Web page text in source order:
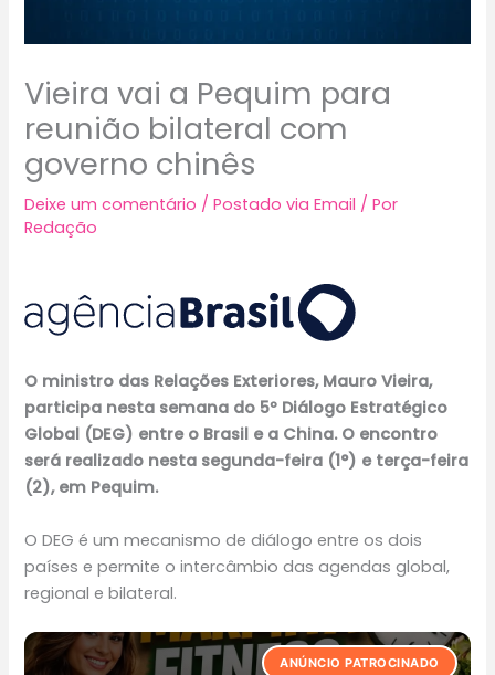
Vieira vai a Pequim para
reunião bilateral com
governo chinês
Deixe um comentário /Postado via Email / Por
Redação
O ministro das Relações Exteriores, Mauro Vieira,
participa nesta semana do 5º Diálogo Estratégico
Global (DEG) entre o Brasil e a China. O encontro
será realizado nesta segunda-feira (1°) e terça-feira
(2), em Pequim.
O DEG é um mecanismo de diálogo entre os dois
países e permite o intercâmbio das agendas global,
regional e bilateral.
ANÚNCIO PATROCINADO